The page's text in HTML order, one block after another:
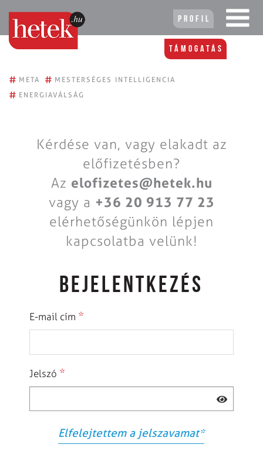
Profil
Támogatás
# META # MESTERSÉGES INTELLIGENCIA
# ENERGIAVÁLSÁG
Kérdése van, vagy elakadt az
előfizetésben?
Az elofizetes@hetek.hu
vagy a +36 20 913 77 23
elérhetőségünkön lépjen
kapcsolatba velünk!
BEJELENTKEZÉS
E-mail cím *
Jelszó *
Elfelejtettem a jelszavamat*